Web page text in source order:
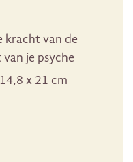
kracht van de
je psyche
x 21 cm